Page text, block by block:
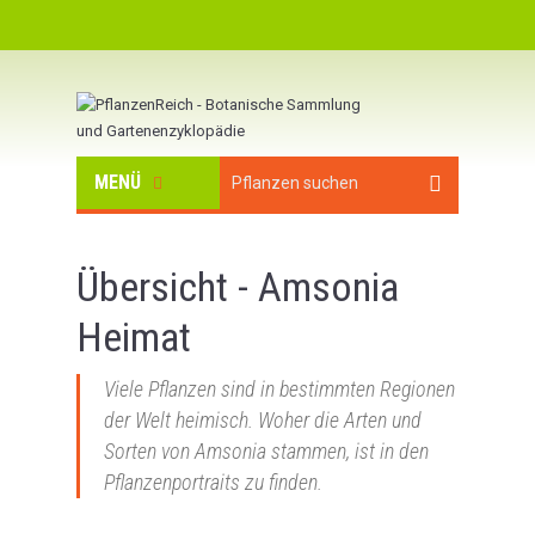
MENÜ
Übersicht - Amsonia
Heimat
Viele Pflanzen sind in bestimmten Regionen
der Welt heimisch. Woher die Arten und
Sorten von Amsonia stammen, ist in den
Pflanzenportraits zu finden.